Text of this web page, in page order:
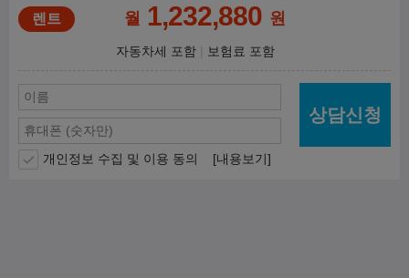
월 1,232,880 원
자동차세 포함 보험료 포함
개인정보 수집 및 이용 동의 [내용보기]
상담신청